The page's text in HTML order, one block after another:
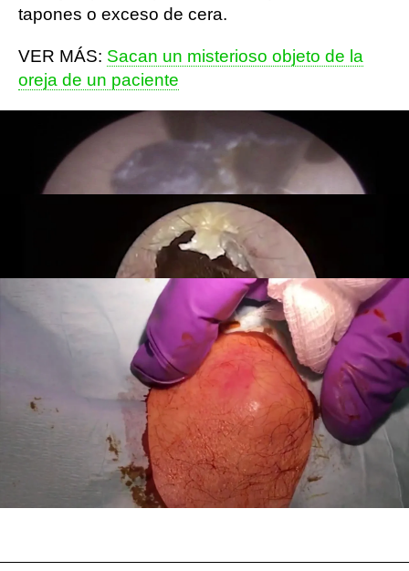
tapones o exceso de cera.
VER MÁS: Sacan un misterioso objeto de la
oreja de un paciente
VER MÁS:
No sabía que tenía en la oreja
hasta que un doctor consigue sacarlo
Revienta el grano más grande que
has visto nunca